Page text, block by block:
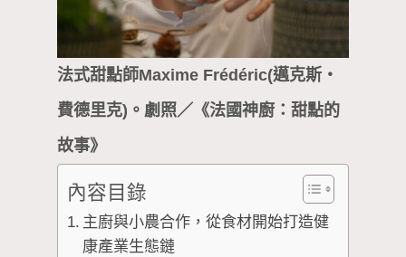
法式甜點師Maxime Frédéric(邁克斯・
費德里克)。劇照／《法國神廚：甜點的
故事》
內容目錄
主廚與小農合作，從食材開始打造健
康產業生態鏈